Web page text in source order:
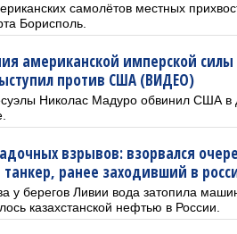
самолётов местных
Борисполь.
американской имперской
против США (ВИДЕО)
Николас Мадуро обвинил США в
взрывов: взорвался
ранее заходивший в
у берегов Ливии вода затопила
казахстанской нефтью в России.